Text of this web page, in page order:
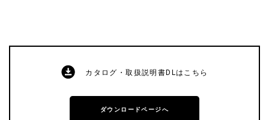
カタログ・取扱説明書DLはこちら
ダウンロードページへ